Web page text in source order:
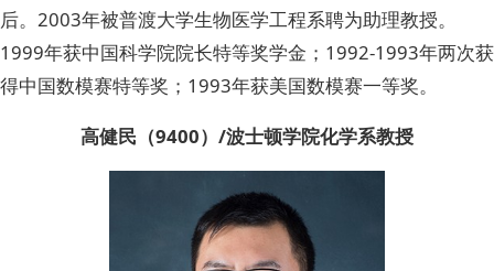
后。2003年被普渡大学生物医学工程系聘为助理教授。
1999年获中国科学院院长特等奖学金；1992-1993年两次获
得中国数模赛特等奖；1993年获美国数模赛一等奖。
高健民（9400）/波士顿学院化学系教授